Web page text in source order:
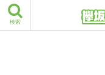
検索